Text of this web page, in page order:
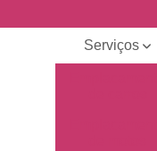
Serviços